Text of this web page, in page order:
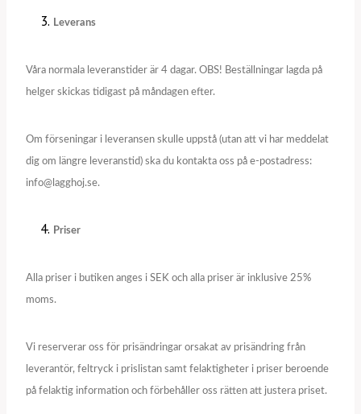
Leverans
Våra normala leveranstider är 4 dagar. OBS! Beställningar lagda på
helger skickas tidigast på måndagen efter.
Om förseningar i leveransen skulle uppstå (utan att vi har meddelat
dig om längre leveranstid) ska du kontakta oss på e-postadress:
info@lagghoj.se.
Priser
Alla priser i butiken anges i SEK och alla priser är inklusive 25%
moms.
Vi reserverar oss för prisändringar orsakat av prisändring från
leverantör, feltryck i prislistan samt felaktigheter i priser beroende
på felaktig information och förbehåller oss rätten att justera priset.